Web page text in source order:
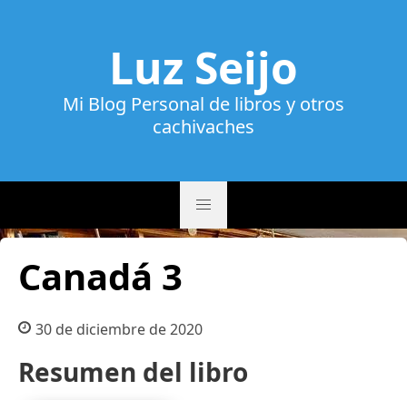
Luz Seijo
Mi Blog Personal de libros y otros
cachivaches
Canadá 3
30 de diciembre de 2020
Resumen del libro